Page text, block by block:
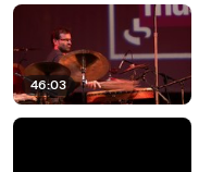
46:03